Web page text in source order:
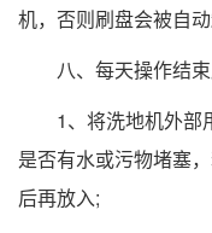
机，否则刷盘会被自动
八、每天操作结束
1、将洗地机外部
是否有水或污物堵塞
后再放入;